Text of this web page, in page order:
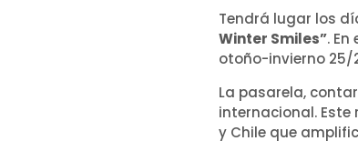
Tendrá lugar los
Winter Smiles”.
otoño-invierno 25/
La pasarela,
internacional. Este
y Chile que